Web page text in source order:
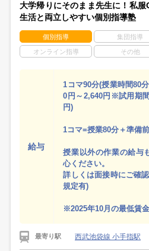
大学帰りにそのまま先生に！私
生活と両立しやすい個別指導塾
個別指導 集団指導
オンライン指導 その他
給与
1コマ90分(授業時間80
0円～2,640円※試用期
円)
1コマ=授業80分＋準備
授業以外の作業の給与
心ください。
詳しくは面接時にご確
規定有)
※2025年10月の最低賃
最寄り駅 西武池袋線 小手指駅